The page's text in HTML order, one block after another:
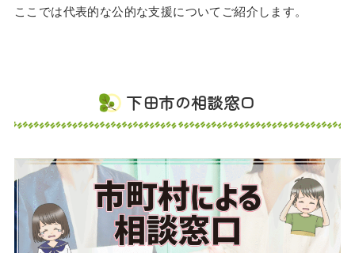
ここでは代表的な公的な支援についてご紹介します。
下田市の相談窓口